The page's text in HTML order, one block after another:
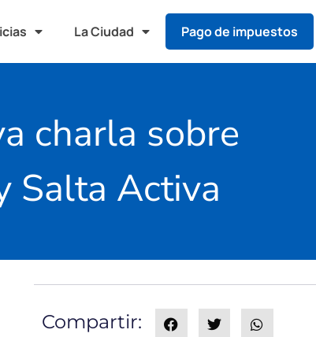
La Ciudad Pago de impuestos
charla sobre
Salta Activa
Compartir: